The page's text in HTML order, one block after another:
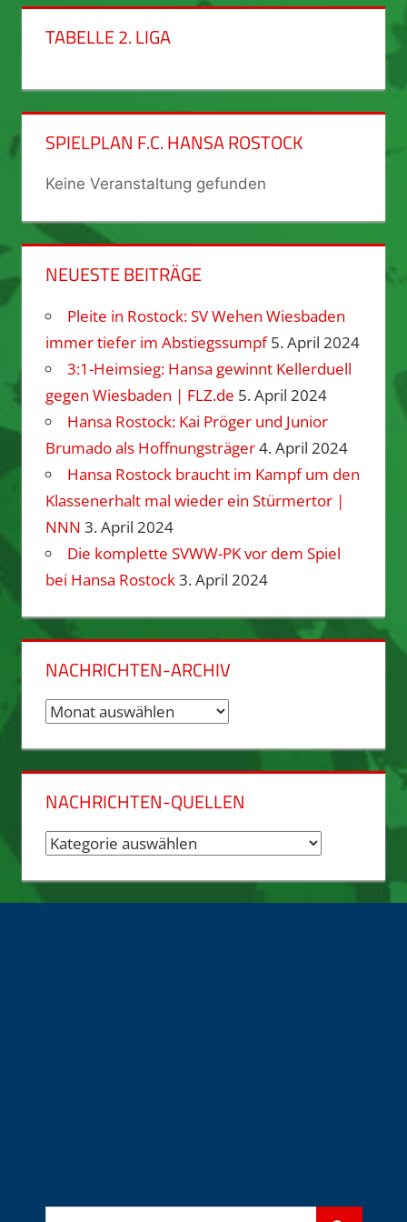
TABELLE 2. LIGA
SPIELPLAN F.C. HANSA ROSTOCK
Keine Veranstaltung gefunden
NEUESTE BEITRÄGE
Pleite in Rostock: SV Wehen Wiesbaden
immer tiefer im Abstiegssumpf 5. April 2024
3:1-Heimsieg: Hansa gewinnt Kellerduell
gegen Wiesbaden | FLZ.de 5. April 2024
Hansa Rostock: Kai Pröger und Junior
Brumado als Hoffnungsträger4. April 2024
Hansa Rostock braucht im Kampf um den
Klassenerhalt mal wieder ein Stürmertor |
NNN 3. April 2024
Die komplette SVWW-PK vor dem Spiel
bei Hansa Rostock3. April 2024
NACHRICHTEN-ARCHIV
Nachrichten-
NACHRICHTEN-QUELLEN
Nachrichten-